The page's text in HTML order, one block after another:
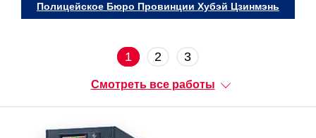
Полицейское Бюро Провинции Хубэй Цзинмэнь
1 2 3
Смотреть все работы